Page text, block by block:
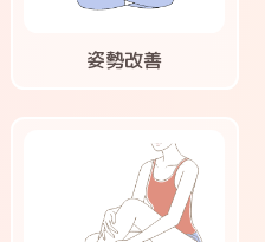
姿勢改善